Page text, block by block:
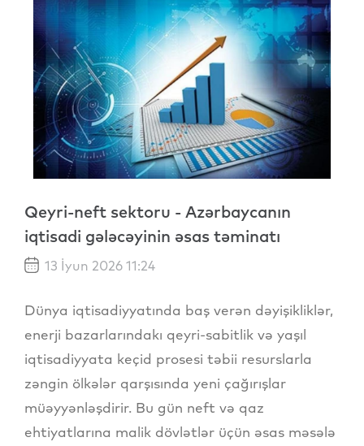
Qeyri-neft sektoru - Azərbaycanın
iqtisadi gələcəyinin əsas təminatı
13 İyun 2026 11:24
Dünya iqtisadiyyatında baş verən dəyişikliklər,
enerji bazarlarındakı qeyri-sabitlik və yaşıl
iqtisadiyyata keçid prosesi təbii resurslarla
zəngin ölkələr qarşısında yeni çağırışlar
müəyyənləşdirir. Bu gün neft və qaz
ehtiyatlarına malik dövlətlər üçün əsas məsələ